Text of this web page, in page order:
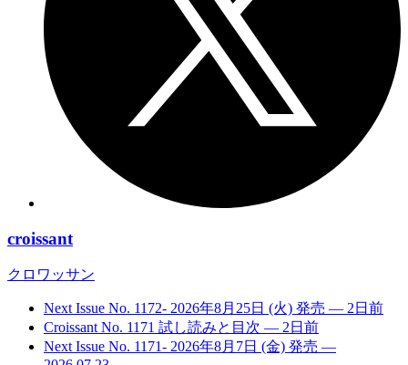
croissant
クロワッサン
Next Issue No. 1172- 2026年8月25日 (火) 発売 — 2日前
Croissant No. 1171 試し読みと目次 — 2日前
Next Issue No. 1171- 2026年8月7日 (金) 発売 —